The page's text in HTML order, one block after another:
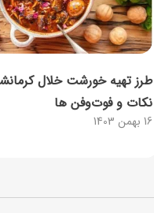
16 بهمن 1403
طرز تهیه خورشت خلال
نکات و فوت‌وفن ها